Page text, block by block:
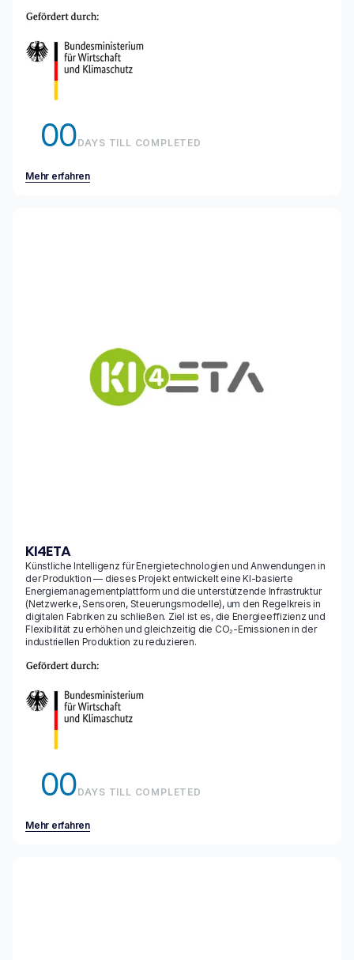
00DAYS TILL COMPLETED
Mehr erfahren
KI4ETA
Künstliche Intelligenz für Energietechnologien und Anwendungen in
der Produktion — dieses Projekt entwickelt eine KI-basierte
Energiemanagementplattform und die unterstützende Infrastruktur
(Netzwerke, Sensoren, Steuerungsmodelle), um den Regelkreis in
digitalen Fabriken zu schließen. Ziel ist es, die Energieeffizienz und
Flexibilität zu erhöhen und gleichzeitig die CO₂-Emissionen in der
industriellen Produktion zu reduzieren.
00DAYS TILL COMPLETED
Mehr erfahren